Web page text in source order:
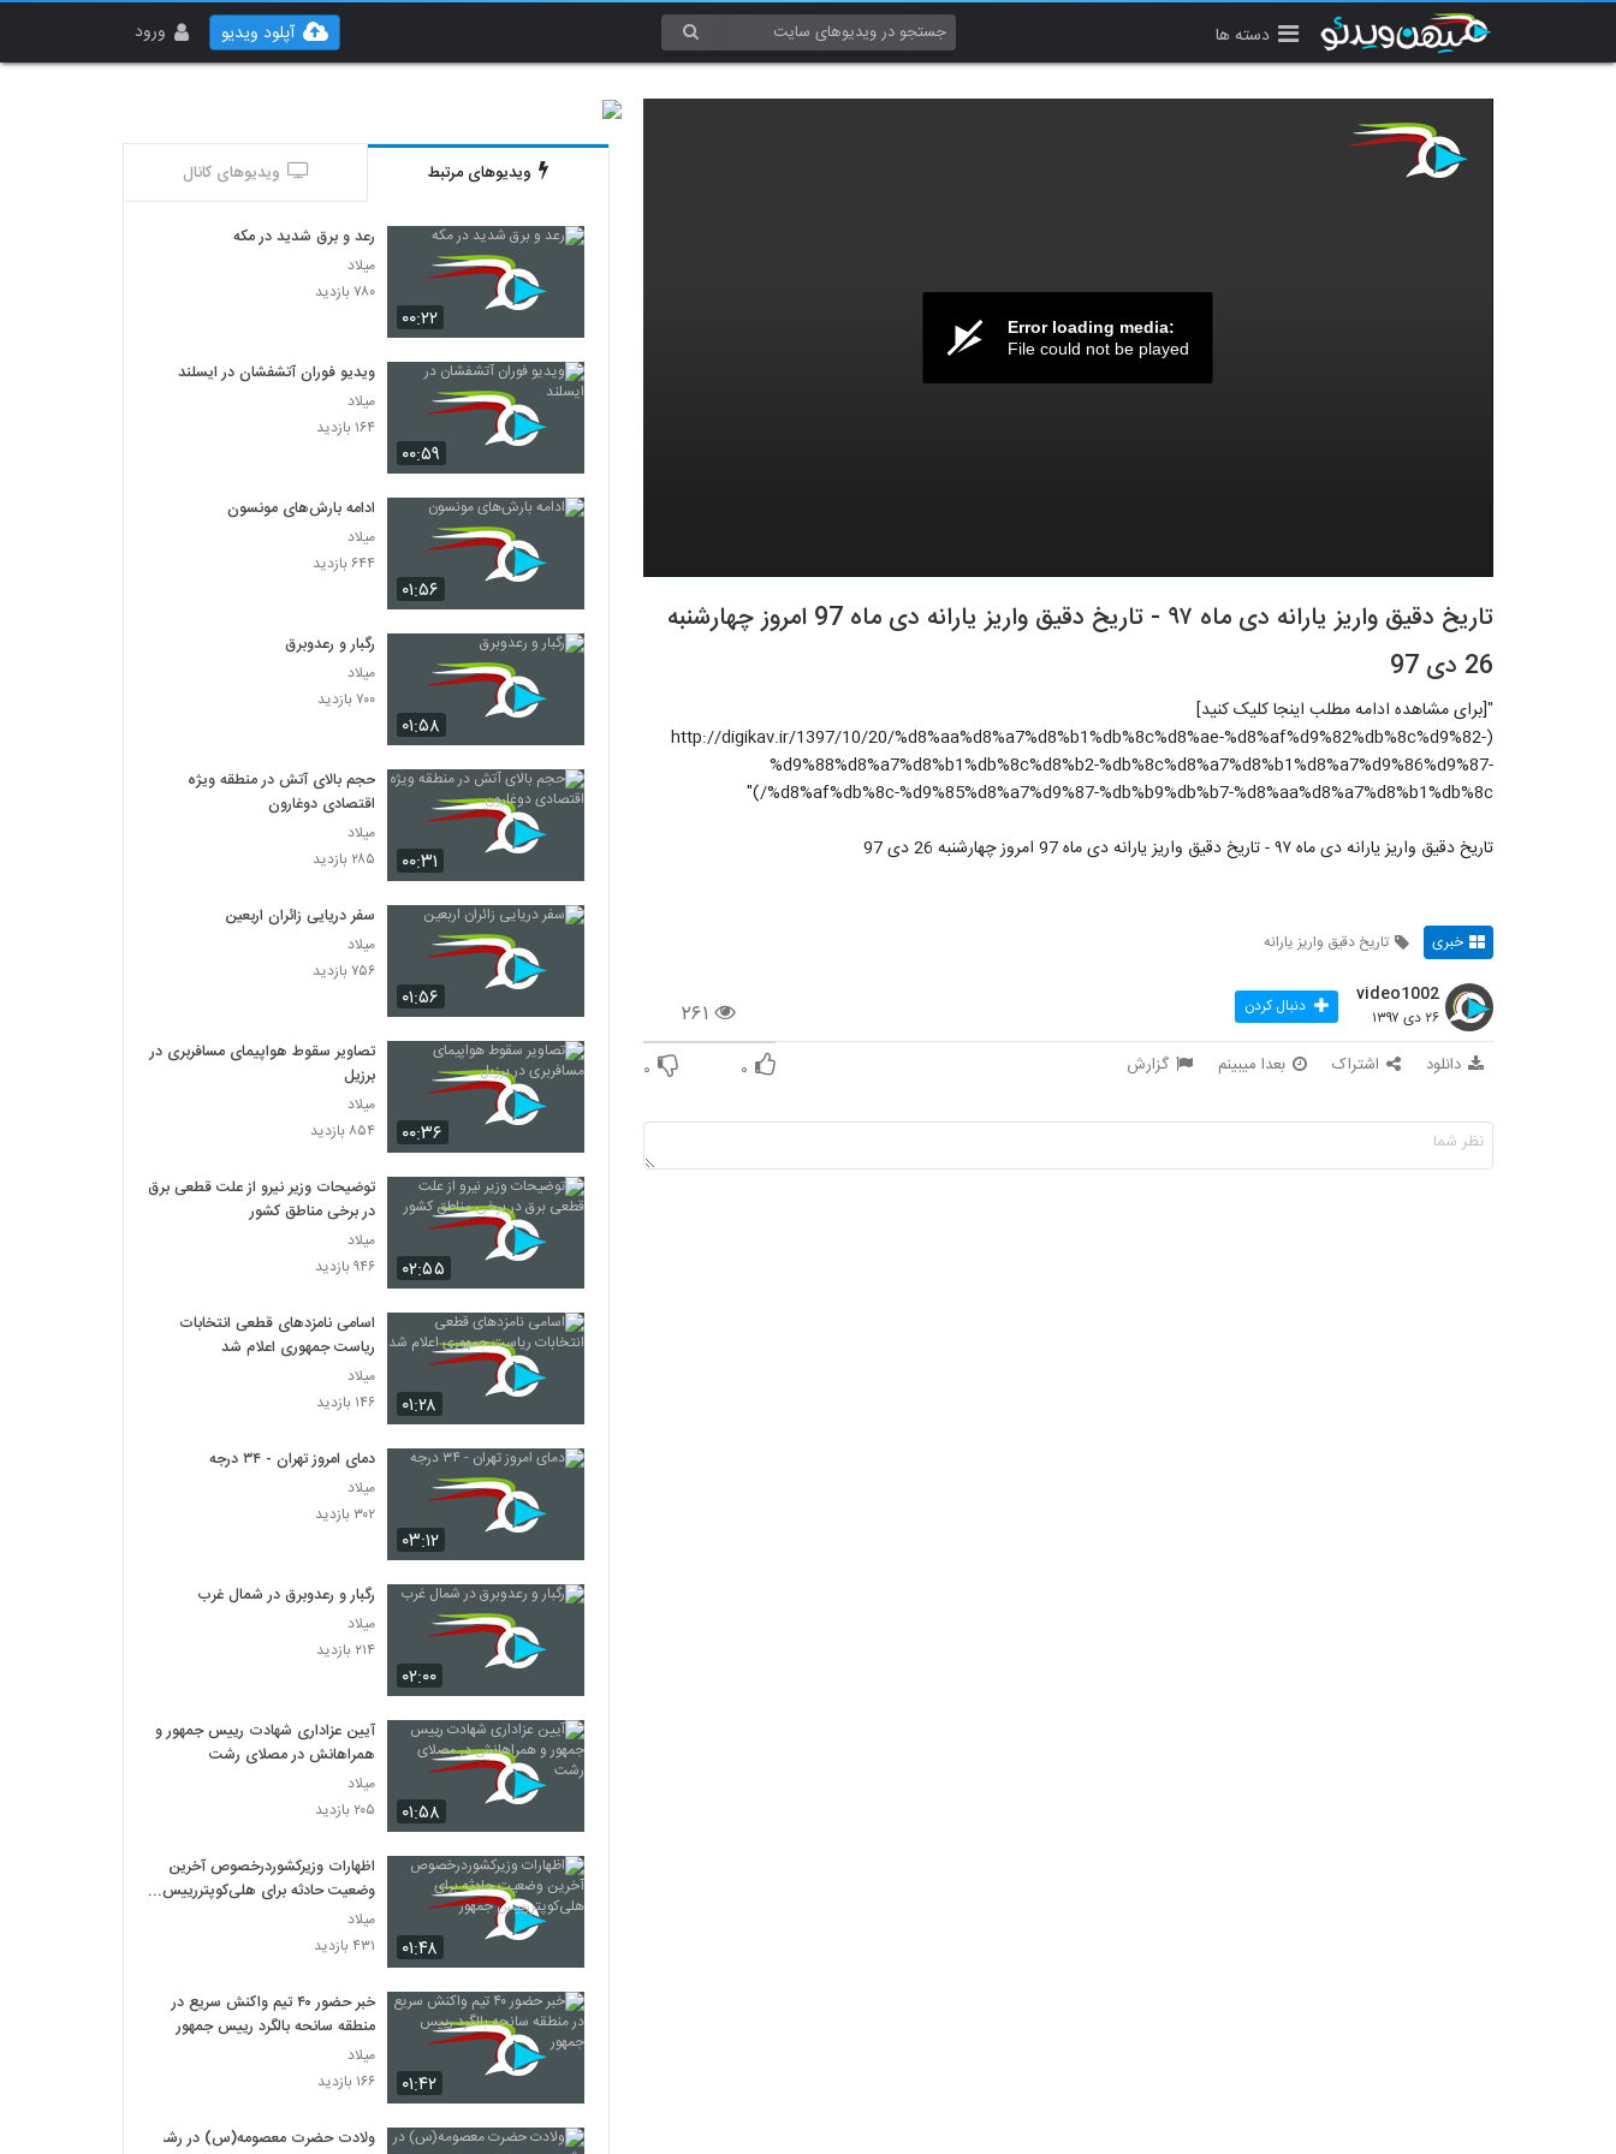
دسته ها ورود آپلود ویدیو
Error loading media:
File could not be played
تاریخ دقیق واریز یارانه دی ماه ۹۷ - تاریخ دقیق واریز یارانه دی ماه 97 امروز چهارشنبه
26 دی 97
"[برای مشاهده ادامه مطلب اینجا کلیک کنید]
(http://digikav.ir/1397/10/20/%d8%aa%d8%a7%d8%b1%db%8c%d8%ae-%d8%af%d9%82%db%8c%d9%82-
%d9%88%d8%a7%d8%b1%db%8c%d8%b2-%db%8c%d8%a7%d8%b1%d8%a7%d9%86%d9%87-
%d8%af%db%8c-%d9%85%d8%a7%d9%87-%db%b9%db%b7-%d8%aa%d8%a7%d8%b1%db%8c/)"
تاریخ دقیق واریز یارانه دی ماه ۹۷ - تاریخ دقیق واریز یارانه دی ماه 97 امروز چهارشنبه 26 دی 97
خبری تاریخ دقیق واریز یارانه
۲۶۱
video1002
۲۶ دی ۱۳۹۷ دنبال کردن
دانلود اشتراک بعدا میبینم گزارش ۰ ۰
ویدیوهای مرتبط ویدیوهای کانال
۰۰:۲۲
رعد و برق شدید در مکه
میلاد
۷۸۰ بازدید
۰۰:۵۹
ویدیو فوران آتشفشان در ایسلند
میلاد
۱۶۴ بازدید
۰۱:۵۶
ادامه بارش‌های مونسون
میلاد
۶۴۴ بازدید
۰۱:۵۸
رگبار و رعدوبرق
میلاد
۷۰۰ بازدید
۰۰:۳۱
حجم بالای آتش در منطقه ویژه
اقتصادی دوغارون
میلاد
۲۸۵ بازدید
۰۱:۵۶
سفر دریایی زائران اربعین
میلاد
۷۵۶ بازدید
۰۰:۳۶
تصاویر سقوط هواپیمای مسافربری در
برزیل
میلاد
۸۵۴ بازدید
۰۲:۵۵
توضیحات وزیر نیرو از علت قطعی برق
در برخی مناطق کشور
میلاد
۹۴۶ بازدید
۰۱:۲۸
اسامی نامزدهای قطعی انتخابات
ریاست جمهوری اعلام شد
میلاد
۱۴۶ بازدید
۰۳:۱۲
دمای امروز تهران - ۳۴ درجه
میلاد
۳۰۲ بازدید
۰۲:۰۰
رگبار و رعدوبرق در شمال غرب
میلاد
۲۱۴ بازدید
۰۱:۵۸
آیین عزاداری شهادت رییس جمهور و
همراهانش در مصلای رشت
میلاد
۲۰۵ بازدید
۰۱:۴۸
اظهارات وزیرکشوردرخصوص آخرین
وضعیت حادثه برای هلی‌کوپتررییس
جمهور
میلاد
۴۳۱ بازدید
۰۱:۴۲
خبر حضور ۴۰ تیم واکنش سریع در
منطقه سانحه بالگرد رییس جمهور
میلاد
۱۶۶ بازدید
ولادت حضرت معصومه(س) در رشت